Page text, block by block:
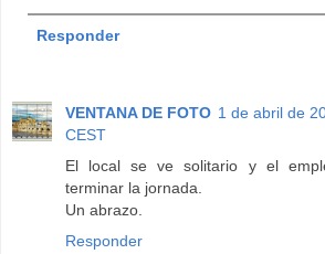
Responder
VENTANA DE FOTO 1 de abril de
CEST
El local se ve solitario y el
terminar la jornada.
Un abrazo.
Responder